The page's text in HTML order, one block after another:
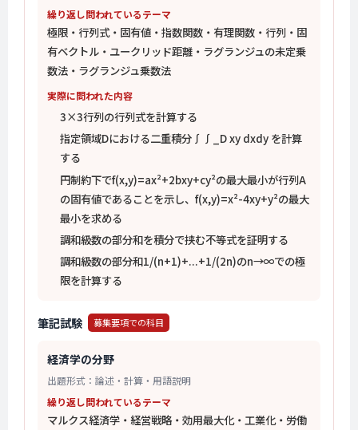
繰り返し問われているテーマ
極限・行列式・固有値・指数関数・有理関数・行列・固
有ベクトル・ユークリッド距離・ラグランジュの未定乗
数法・ラグランジュ乗数法
実際に問われた内容
3×3行列の行列式を計算する
指定領域Dにおける二重積分∫∫_D xy dxdy を計算
する
円制約下でf(x,y)=ax²+2bxy+cy²の最大最小が行列A
の固有値であることを示し、f(x,y)=x²-4xy+y²の最大
最小を求める
調和級数の部分和を積分で挟む不等式を証明する
調和級数の部分和1/(n+1)+...+1/(2n)のn→∞での極
限を計算する
筆記試験 募集要項での科目
経済学の分野
出題形式：論述・計算・用語説明
繰り返し問われているテーマ
マルクス経済学・経営戦略・効用最大化・工業化・労働